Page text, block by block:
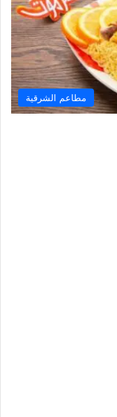
مطاعم الشرقية